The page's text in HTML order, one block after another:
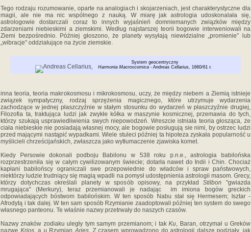
Tego rodzaju rozumowanie, oparte na analogiach i skojarzeniach, jest charakterystyczne dla
magii, ale nie ma nic wspólnego z nauką. W miarę jak astrologia udoskonalała się,
astrologowie dostarczali coraz to innych wyjaśnień domniemanych związków między
zdarzeniami niebieskimi a ziemskimi. Według najstarszej teorii bogowie interweniowali na
Ziemi bezpośrednio. Później głoszono, że planety wysyłają niewidzialne „promienie” lub
„wibracje" oddziałujące na życie ziemskie.
System geocentryczny
Harmonia Macroscomica - Andreas Cellarius, 1660/61 r.
inna teoria, teoria makrokosmosu i mikrokosmosu, uczy, że między niebem a Ziemią istnieje
związek sympatyczny, rodzaj sprzężenia magicznego, które utrzymuje wydarzenia
zachodzące w jednej płaszczyźnie w stałym stosunku do wydarzeń w płaszczyźnie drugiej,
Filozofia ta, traktująca ludzi jak zwykłe kółka w maszynie kosmicznej, przemawia do tych,
którzy szukają usprawiedliwienia swych niepowodzeń. Wreszcie istniała teoria głosząca, że
ciała niebieskie nie posiadają własnej mocy, ale bogowie posługują sie nimi, by ostrzec ludzi
przed mającymi nastąpić wypadkami. Wiele stuleci później ta hipoteza zyskała popularność u
myślicieli chrześcijańskich, zwłaszcza jako wytłumaczenie zjawiska komet.
Kiedy Persowie dokonali podboju Babilonu w 538 roku p.n.e., astrologia babilońska
rozprzestrzeniła się w całym cywilizowanym świecie; dotarła nawet do Indii i Chin. Chociaż
kapłani babilońscy ograniczali swe przepowiednie do władców i spraw państwowych,
niektórzy ludzie trudniący się magią wpadli na pomysł udostępnienia astrologii masom. Grecy,
którzy dotychczas określali planety w sposób opisowy, na przykładStilbon "gwiazda
mrugająca" (Merkury), teraz przemianowali je nadając im imiona bogów greckich
odpowiadających bóstwom babilońskim. W ten sposób Nabu stał się Hermesem; Isztar -
Afrodytą i tak dalej. W ten sam sposób Rzymianie zaadoptowali później ten system do swego
własnego panteonu. Te właśnie nazwy przetrwały do naszych czasów.
Nazwy znaków zodiaku uległy tym samym przemianom; i takKu, Baran, otrzymał u Greków
nazwę Krios, a u RzymianAries. Z czasem wprowadzono do astrologii dalsze podziały, jak